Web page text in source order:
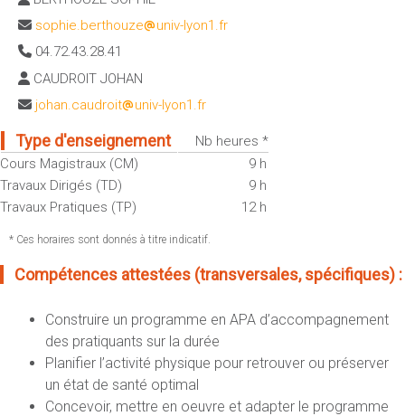
Sportives)
UFR FS (Chimie, Mathématique, Physique)
UFR Biosciences (Biologie, Biochimie)
GEP (Génie Electrique des Procédés - Département composante)
Informatique (Département Composante)
Mécanique (Département composante)
Fermer
OUTILS
Intranet des personnels
Moodle
Emploi du temps
Messagerie
Stage et emploi
Portefeuille d'Expériences et
de Compétences
Fermer
sophie.berthouze
univ-lyon1.fr
04.72.43.28.41
CAUDROIT JOHAN
johan.caudroit
univ-lyon1.fr
Type d'enseignement
Nb heures *
Cours Magistraux (CM)
9 h
Travaux Dirigés (TD)
9 h
Travaux Pratiques (TP)
12 h
* Ces horaires sont donnés à titre indicatif.
Compétences attestées (transversales, spécifiques) :
Construire un programme en APA d’accompagnement
des pratiquants sur la durée
Planifier l’activité physique pour retrouver ou préserver
un état de santé optimal
Concevoir, mettre en oeuvre et adapter le programme